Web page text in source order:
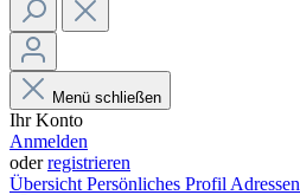
Menü schließen
Ihr Konto
Anmelden
oderregistrieren
Übersicht Persönliches Profil Adressen